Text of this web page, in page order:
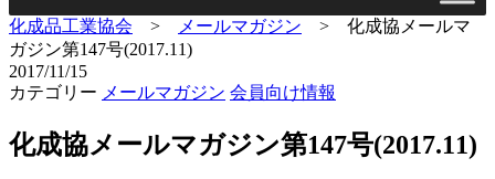
化成品工業協会 > メールマガジン > 化成協メールマ
ガジン第147号(2017.11)
2017/11/15
カテゴリー メールマガジン 会員向け情報
化成協メールマガジン第147号(2017.11)